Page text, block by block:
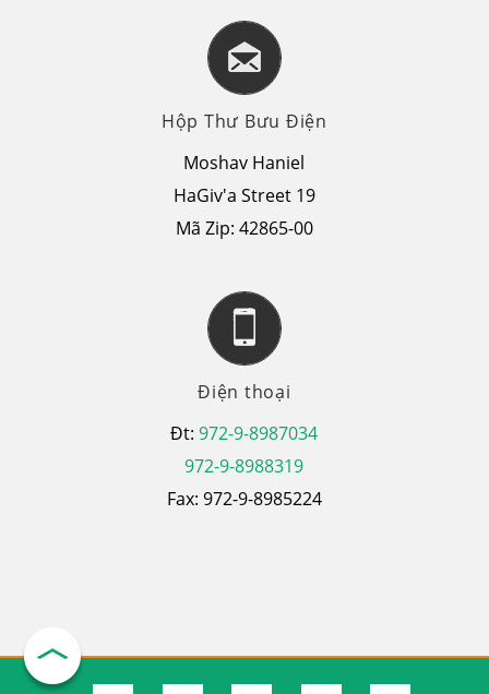
Hộp Thư Bưu Điện
Moshav Haniel
HaGiv'a Street 19
Mã Zip: 42865-00
Điện thoại
Đt:972-9-8987034
972-9-8988319
Fax: 972-9-8985224